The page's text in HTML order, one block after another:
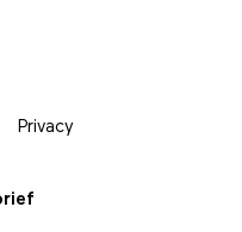
Privacy